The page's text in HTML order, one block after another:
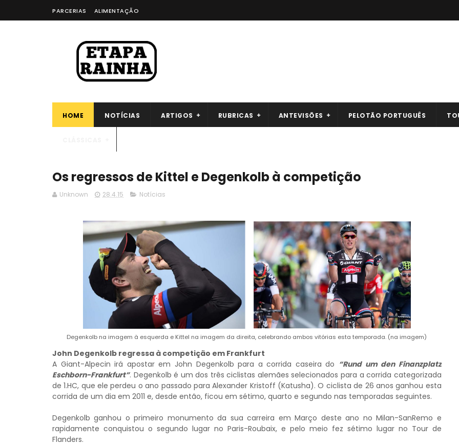
PARCERIAS ALIMENTAÇÃO
HOME NOTÍCIAS ARTIGOS RUBRICAS ANTEVISÕES PELOTÃO PORTUGUÊS
Os regressos de Kittel e Degenkolb à competição
Unknown 28.4.15 Notícias
Degenkolb na imagem à esquerda e Kittel na imagem da direita, celebrando ambos vitórias esta temporada. (na imagem)
John Degenkolb regressa à competição em Frankfurt
A Giant-Alpecin irá apostar em John Degenkolb para a corrida caseira do “Rund um den Finanzplatz
Eschborn-Frankfurt”. Degenkolb é ​​um dos três ciclistas alemães selecionados para a corrida categorizada
de 1.HC, que ele perdeu o ano passado paraAlexander Kristoff (Katusha). O ciclista de 26 anos ganhou esta
corrida de um dia em 2011 e, desde então, ficou em sétimo, quarto e segundo nas temporadas seguintes.
Degenkolb ganhou o primeiro monumento da sua carreira em Março deste ano no Milan-SanRemo e
rapidamente conquistou o segundo lugar no Paris-Roubaix, e pelo meio fez sétimo lugar no Tour de
Flanders.